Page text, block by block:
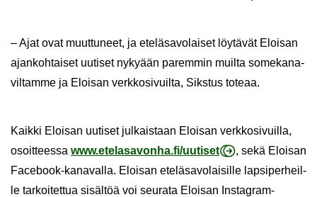
– Ajat ovat muut­tu­neet, ja ete­lä­sa­vo­lai­set löy­tä­vät Eloi­san
ajan­koh­tai­set uu­ti­set ny­ky­ään pa­rem­min muil­ta so­me­ka­na­
vil­tam­me ja Eloi­san verk­ko­si­vuil­ta, Siks­tus to­te­aa.
Kaik­ki Eloi­san uu­ti­set jul­kais­taan Eloi­san verk­ko­si­vuil­la,
osoit­tees­sa www.ete­la­sa­von­ha.fi/uu­ti­set
, sekä Eloi­san
Facebook-​kanavalla. Eloi­san ete­lä­sa­vo­lai­sil­le lap­si­per­heil­
le tar­koi­tet­tua si­säl­töä voi seu­ra­ta Eloi­san Instagram-​